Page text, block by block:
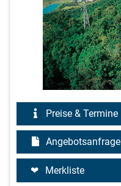
Preise & Termine
Angebotsanfrage
Merkliste